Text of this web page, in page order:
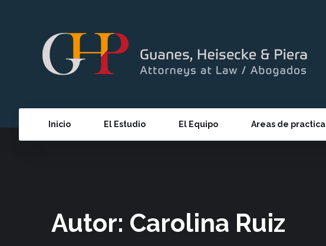
Inicio El Estudio El Equipo Areas de practica
Autor: Carolina Ruiz